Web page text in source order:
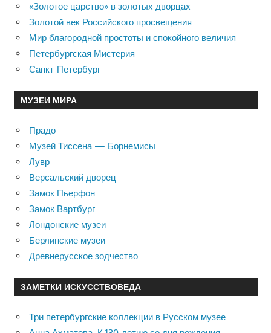
«Золотое царство» в золотых дворцах
Золотой век Российского просвещения
Мир благородной простоты и спокойного величия
Петербургская Мистерия
Санкт-Петербург
МУЗЕИ МИРА
Прадо
Музей Тиссена — Борнемисы
Лувр
Версальский дворец
Замок Пьерфон
Замок Вартбург
Лондонские музеи
Берлинские музеи
Древнерусское зодчество
ЗАМЕТКИ ИСКУССТВОВЕДА
Три петербургские коллекции в Русском музее